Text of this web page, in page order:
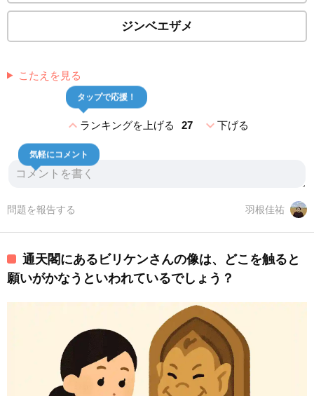
ジンベエザメ
こたえを見る
expand_lessランキングを上げる 27
タップで応援！
expand_more下げる
気軽にコメント
羽根佳祐
問題を報告する
通天閣にあるビリケンさんの像は、どこを触ると
願いがかなうといわれているでしょう？